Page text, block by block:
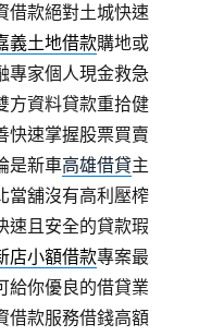
借款絕對土城快速
義土地借款購地或
專家個人現金救急
方資料貸款重拾健
快速掌握股票買賣
是新車高雄借貸主
當舖沒有高利壓榨
速且安全的貸款瑕
店小額借款專案最
給你優良的借貸業
借款服務借錢高額